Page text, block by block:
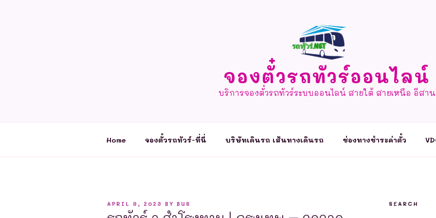
จองตั๋วรถทัวร์ออนไลน์
บริการจองตั๋วรถทัวร์ระบบออนไลน์ สายใต้ สายเหนือ อีสาน
Home จองตั๋วรถทัวร์-ที่นี่ บริษัทเดินรถ เส้นทางเดินรถ ช่องทางชำระค่าตั๋ว
POSTED
APRIL 9, 2023 BY BUS SEARCH